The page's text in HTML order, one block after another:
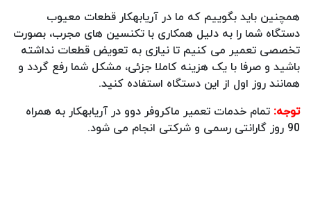
همچنین باید بگوییم که ما در آریابهکار قطعات معیوب
دستگاه شما را به دلیل همکاری با تکنسین های مجرب، بصورت
تخصصی تعمیر می کنیم تا نیازی به تعویض قطعات نداشته
باشید و صرفا با یک هزینه کاملا جزئی، مشکل شما رفع گردد و
همانند روز اول از این دستگاه استفاده کنید.
توجه: تمام خدمات تعمیر ماکروفر دوو در آریابهکار به همراه
90 روز گارانتی رسمی و شرکتی انجام می شود.